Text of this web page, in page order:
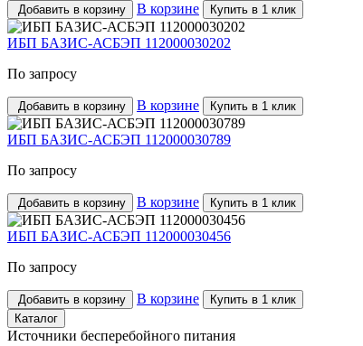
Добавить в корзину В корзине Купить в 1 клик
ИБП БАЗИС-АСБЭП 112000030202
По запросу
Добавить в корзину В корзине Купить в 1 клик
ИБП БАЗИС-АСБЭП 112000030789
По запросу
Добавить в корзину В корзине Купить в 1 клик
ИБП БАЗИС-АСБЭП 112000030456
По запросу
Добавить в корзину В корзине
Купить в 1 клик
Каталог
Источники бесперебойного питания